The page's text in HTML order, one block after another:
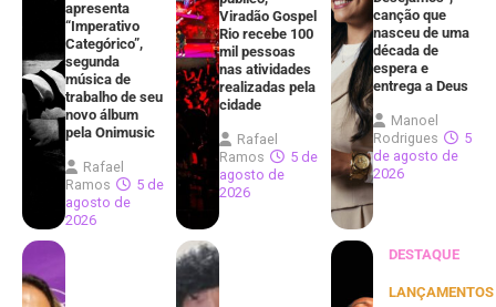
apresenta
“Imperativo
Categórico”,
segunda
música de
trabalho de seu
novo álbum
pela Onimusic
Rafael
Ramos
5 de
agosto de
2026
Viradão Gospel
Rio recebe 100
mil pessoas
nas atividades
realizadas pela
cidade
Rafael
Ramos
5 de
agosto de
2026
canção que
nasceu de uma
década de
espera e
entrega a Deus
Manoel
Rodrigues
5
de agosto de
2026
DESTAQUE
LANÇAMENTOS